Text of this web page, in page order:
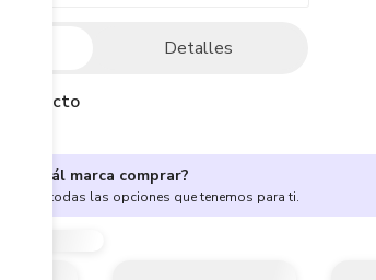
Detalles
producto
cuál marca comprar?
aquí todas las opciones que tenemos para ti.